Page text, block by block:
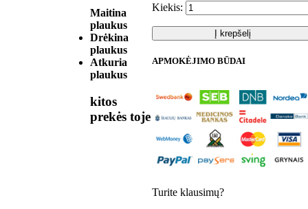
Kiekis:
Į krepšelį
APMOKĖJIMO BŪDAI
Turite klausimų?
Maitina
plaukus
Drėkina
plaukus
Atkuria
plaukus
kitos
prekės toje